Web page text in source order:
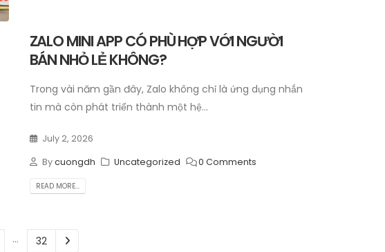
ZALO MINI APP CÓ PHÙ HỢP VỚI NGƯỜI
BÁN NHỎ LẺ KHÔNG?
Trong vài năm gần đây, Zalo không chỉ là ứng dụng nhắn
tin mà còn phát triển thành một hệ...
July 2, 2026
Bycuongdh Uncategorized 0 Comments
READ MORE...
… 32